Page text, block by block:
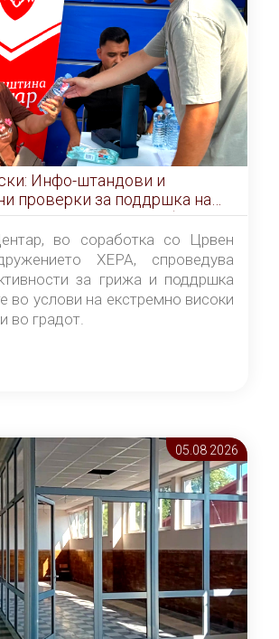
Инфо-штандови и
проверки за поддршка на
услови на топлотен бран
во соработка со Црвен
ХЕРА, спроведува
за грижа и поддршка
во услови на екстремно високи
во градот.
05.08 2026